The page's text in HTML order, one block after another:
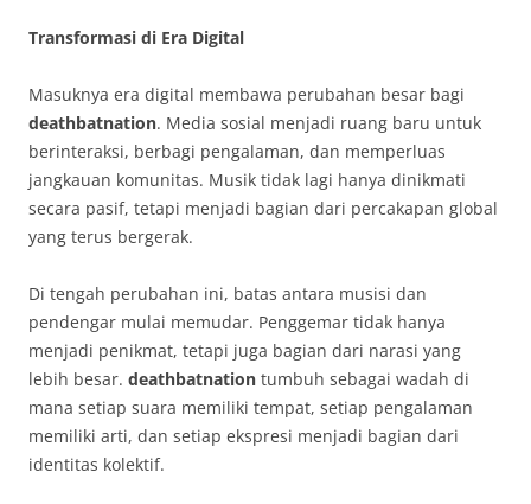
Transformasi di Era Digital
Masuknya era digital membawa perubahan besar bagi
deathbatnation. Media sosial menjadi ruang baru untuk
berinteraksi, berbagi pengalaman, dan memperluas
jangkauan komunitas. Musik tidak lagi hanya dinikmati
secara pasif, tetapi menjadi bagian dari percakapan global
yang terus bergerak.
Di tengah perubahan ini, batas antara musisi dan
pendengar mulai memudar. Penggemar tidak hanya
menjadi penikmat, tetapi juga bagian dari narasi yang
lebih besar. deathbatnation tumbuh sebagai wadah di
mana setiap suara memiliki tempat, setiap pengalaman
memiliki arti, dan setiap ekspresi menjadi bagian dari
identitas kolektif.